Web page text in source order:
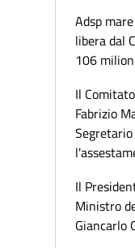
Adsp
libera dal
106
Il
Fabrizio
Il
Ministro
Giancarlo